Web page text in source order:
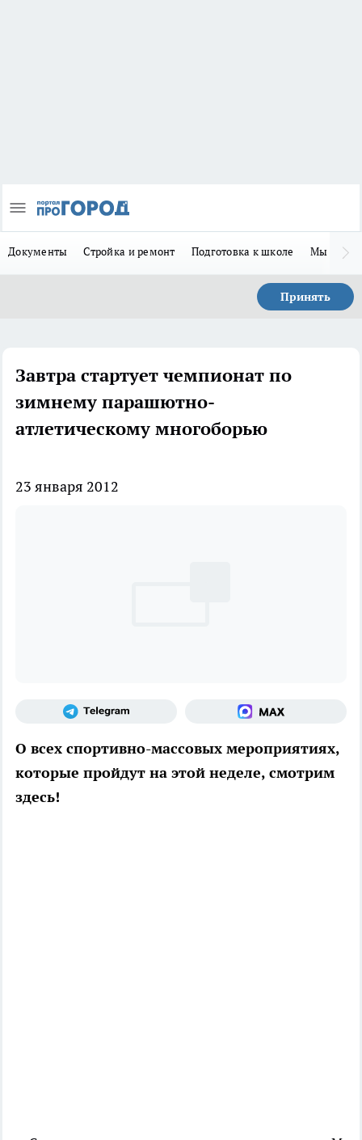
Документы Стройка и ремонт Подготовка к школе Мы в MAX
Принять
Завтра стартует чемпионат по
зимнему парашютно-
атлетическому многоборью
23 января 2012
О всех спортивно-массовых мероприятиях,
которые пройдут на этой неделе, смотрим
здесь!